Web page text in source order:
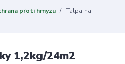
proti hmyzu
Talpa na
1,2kg/24m2